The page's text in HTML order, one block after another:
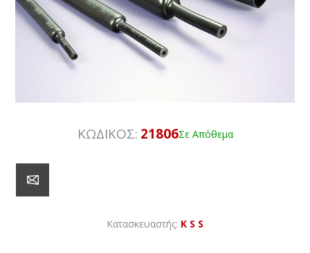
ΚΩΔΙΚΟΣ: 21806Σε Απόθεμα
Κατασκευαστής: K S S